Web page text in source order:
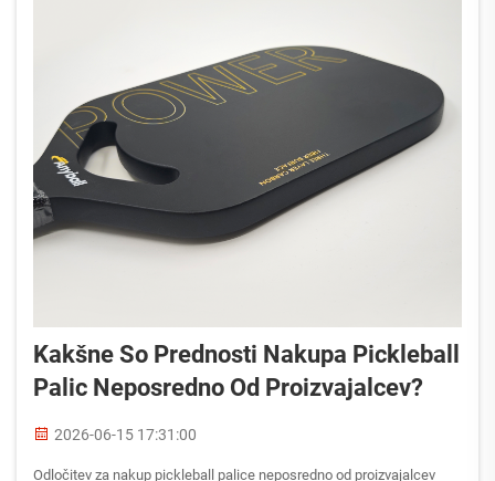
Kakšne So Prednosti Nakupa Pickleball
Palic Neposredno Od Proizvajalcev?
2026-06-15 17:31:00
Odločitev za nakup pickleball palice neposredno od proizvajalcev